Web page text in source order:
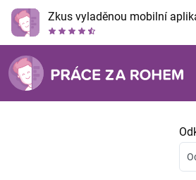
Zkus vyladěnou mobilní